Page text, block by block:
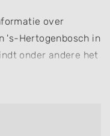
over
's-Hertogenbosch in
onder andere het
en
Claudia's